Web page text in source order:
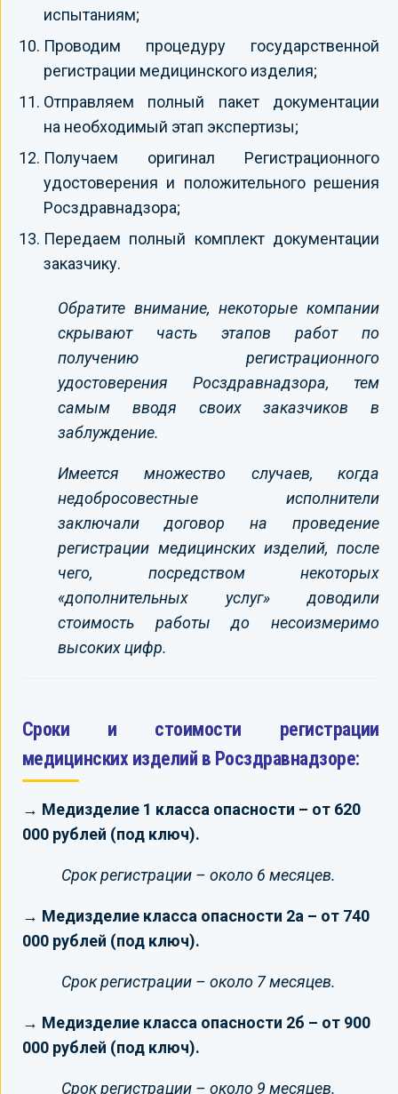
испытаниям;
Проводим процедуру государственной
регистрации медицинского изделия;
Отправляем полный пакет документации
на необходимый этап экспертизы;
Получаем оригинал Регистрационного
удостоверения и положительного решения
Росздравнадзора;
Передаем полный комплект документации
заказчику.
Обратите внимание, некоторые компании
скрывают часть этапов работ по
получению регистрационного
удостоверения Росздравнадзора, тем
самым вводя своих заказчиков в
заблуждение.
Имеется множество случаев, когда
недобросовестные исполнители
заключали договор на проведение
регистрации медицинских изделий, после
чего, посредством некоторых
«дополнительных услуг» доводили
стоимость работы до несоизмеримо
высоких цифр.
Сроки и стоимости регистрации
медицинских изделий в Росздравнадзоре:
→ Медизделие 1 класса опасности – от 620
000 рублей (под ключ).
Срок регистрации – около 6 месяцев.
→ Медизделие класса опасности 2а – от 740
000 рублей (под ключ).
Срок регистрации – около 7 месяцев.
→ Медизделие класса опасности 2б – от 900
000 рублей (под ключ).
Срок регистрации – около 9 месяцев.